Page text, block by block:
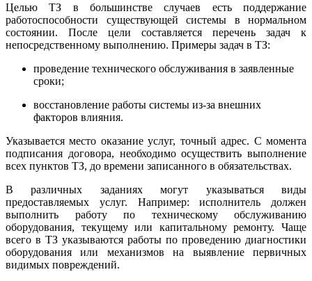
Целью ТЗ в большинстве случаев есть поддержание
работоспособности существующей системы в нормальном
состоянии. После цели составляется перечень задач к
непосредственному выполнению. Примеры задач в ТЗ:
проведение технического обслуживания в заявленные
сроки;
восстановление работы системы из-за внешних
факторов влияния.
Указывается место оказание услуг, точный адрес. С момента
подписания договора, необходимо осуществить выполнение
всех пунктов ТЗ, до времени записанного в обязательствах.
В различных заданиях могут указываться виды
предоставляемых услуг. Например: исполнитель должен
выполнить работу по техническому обслуживанию
оборудования, текущему или капитальному ремонту. Чаще
всего в ТЗ указываются работы по проведению диагностики
оборудования или механизмов на выявление первичных
видимых повреждений.